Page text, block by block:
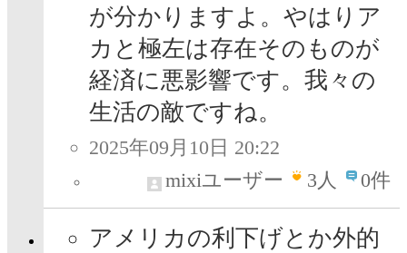
が分かりますよ。やはりア
カと極左は存在そのものが
経済に悪影響です。我々の
生活の敵ですね。
2025年09月10日 20:22
mixiユーザー
3人 0件
アメリカの利下げとか外的